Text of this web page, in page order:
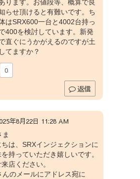
ります。お値段等、概算で良
らせ頂けると有難いです。ち
はSRX600一台と4002台持っ
400を検討しています。新発
直ぐにうかがえるのですが土
てますか？
0
返信
年8月22日 11:28 AM
ま
ちは、SRXインジェクションに
を持っていただき嬉しいです。
店ください。
んのメールにアドレス宛に